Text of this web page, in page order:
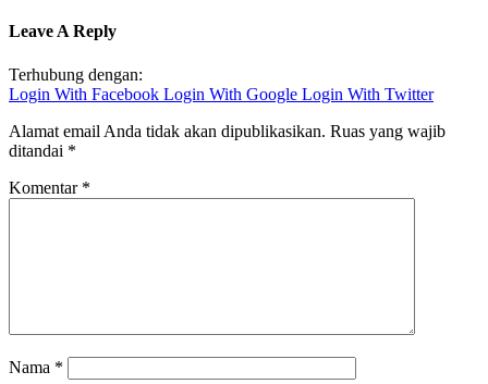
Leave A Reply
Terhubung dengan:
Login With Facebook Login With Google Login With Twitter
Alamat email Anda tidak akan dipublikasikan. Ruas yang wajib
ditandai *
Komentar *
Nama *